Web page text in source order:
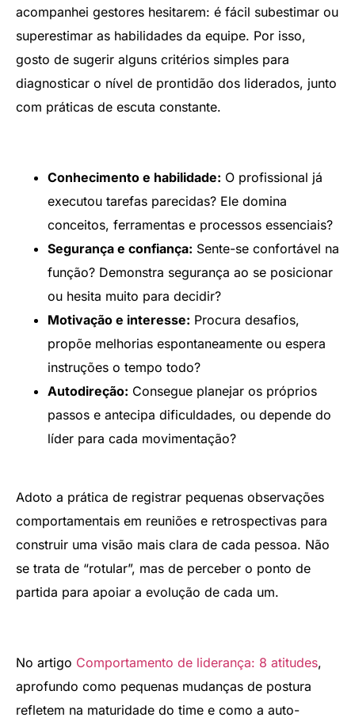
acompanhei gestores hesitarem: é fácil subestimar ou
superestimar as habilidades da equipe. Por isso,
gosto de sugerir alguns critérios simples para
diagnosticar o nível de prontidão dos liderados, junto
com práticas de escuta constante.
Conhecimento e habilidade: O profissional já
executou tarefas parecidas? Ele domina
conceitos, ferramentas e processos essenciais?
Segurança e confiança: Sente-se confortável na
função? Demonstra segurança ao se posicionar
ou hesita muito para decidir?
Motivação e interesse: Procura desafios,
propõe melhorias espontaneamente ou espera
instruções o tempo todo?
Autodireção: Consegue planejar os próprios
passos e antecipa dificuldades, ou depende do
líder para cada movimentação?
Adoto a prática de registrar pequenas observações
comportamentais em reuniões e retrospectivas para
construir uma visão mais clara de cada pessoa. Não
se trata de “rotular”, mas de perceber o ponto de
partida para apoiar a evolução de cada um.
No artigo Comportamento de liderança: 8 atitudes,
aprofundo como pequenas mudanças de postura
refletem na maturidade do time e como a auto-